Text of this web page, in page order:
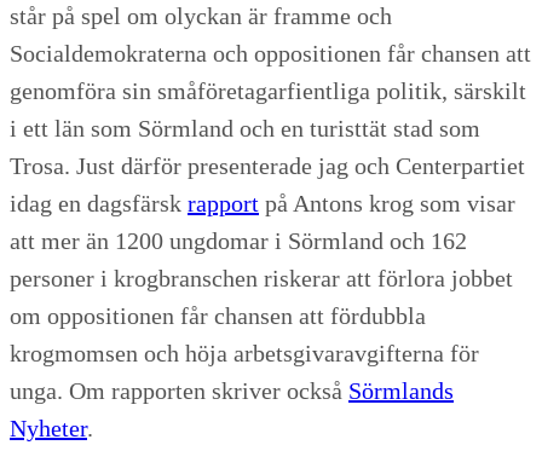
står på spel om olyckan är framme och
Socialdemokraterna och oppositionen får chansen att
genomföra sin småföretagarfientliga politik, särskilt
i ett län som Sörmland och en turisttät stad som
Trosa. Just därför presenterade jag och Centerpartiet
idag en dagsfärsk rapport på Antons krog som visar
att mer än 1200 ungdomar i Sörmland och 162
personer i krogbranschen riskerar att förlora jobbet
om oppositionen får chansen att fördubbla
krogmomsen och höja arbetsgivaravgifterna för
unga. Om rapporten skriver också Sörmlands
Nyheter.